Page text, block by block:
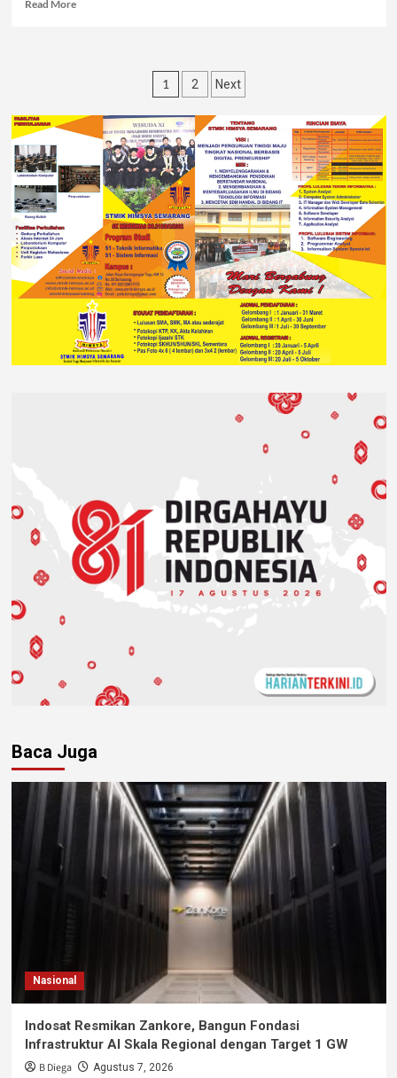
Read More
1 2 Next
Baca Juga
Nasional
Indosat Resmikan Zankore, Bangun Fondasi
Infrastruktur AI Skala Regional dengan Target 1 GW
B Diega Agustus 7, 2026